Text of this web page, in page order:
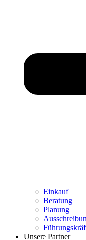
Einkauf
Beratung
Planung
Unsere Partner